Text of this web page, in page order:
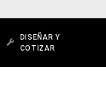
DISEÑAR Y
COTIZAR